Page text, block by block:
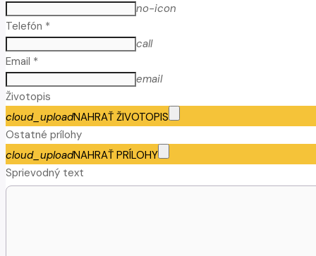
no-icon
Telefón *
call
Email *
email
Životopis
cloud_uploadNAHRAŤ ŽIVOTOPIS
Ostatné prílohy
cloud_uploadNAHRAŤ PRÍLOHY
Sprievodný text